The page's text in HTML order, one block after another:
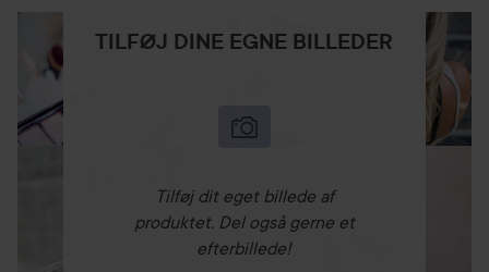
TILFØJ DINE EGNE BILLEDER
Tilføj dit eget billede af
produktet. Del også gerne et
efterbillede!